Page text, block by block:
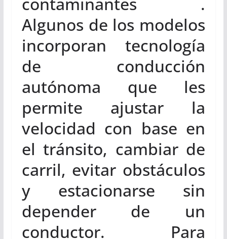
Algunos de los modelos
incorporan tecnología
de conducción
autónoma que les
permite ajustar la
velocidad con base en
el tránsito, cambiar de
carril, evitar obstáculos
y estacionarse sin
depender de un
conductor. Para